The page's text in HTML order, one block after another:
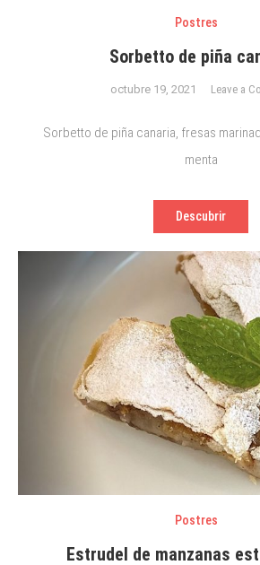
Postres
Sorbetto de piña
octubre 19, 2021 Leave a
Sorbetto de piña canaria, fresas
menta
Descubrir
Postres
Estrudel de manzanas